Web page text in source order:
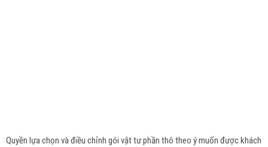
Quyền lựa chọn và điều chỉnh gói vật tư phần thô theo ý muốn được khách